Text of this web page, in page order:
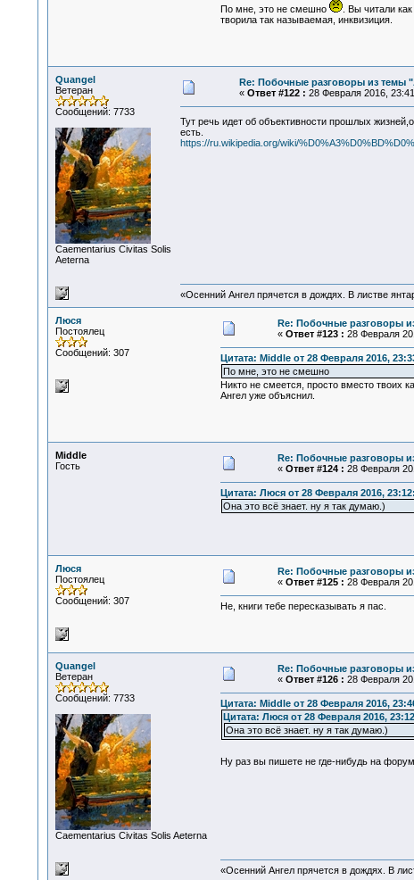
По мне, это не смешно
. Вы читали
творила так называемая, инквизиция.
Quangel
Ветеран
Сообщений: 7733
Сaementarius Civitas Solis
Aeterna
Re: Побочные разговоры из темы
« Ответ #122 : 28 Февраля 2016,
Тут речь идет об объективности прошлых
есть.
https://ru.wikipedia.org/wiki/
«Осенний Ангел прячется в дождях. В листве
Люся
Постоялец
Сообщений: 307
Re: Побочные разговоры
« Ответ #123 : 28 Февраля
Цитата: Middle от 28 Февраля 2016,
По мне, это не смешно
Никто не смеется, просто вместо твоих
Ангел уже объяснил.
Middle
Гость
Re: Побочные разговоры
« Ответ #124 : 28 Февраля
Цитата: Люся от 28 Февраля 2016,
Она это всё знает. ну я так думаю.)
Люся
Постоялец
Сообщений: 307
Re: Побочные разговоры
« Ответ #125 : 28 Февраля
Не, книги тебе пересказывать я пас.
Quangel
Ветеран
Сообщений: 7733
Сaementarius Civitas Solis Aeterna
Re: Побочные разговоры
« Ответ #126 : 28 Февраля
Цитата: Middle от 28 Февраля 2016,
Цитата: Люся от 28 Февраля 2016,
Она это всё знает. ну я так думаю.)
Ну раз вы пишете не где-нибудь на
«Осенний Ангел прячется в дождях. В